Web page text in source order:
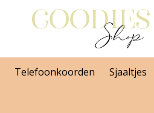
Telefoonkoorden Sjaaltjes